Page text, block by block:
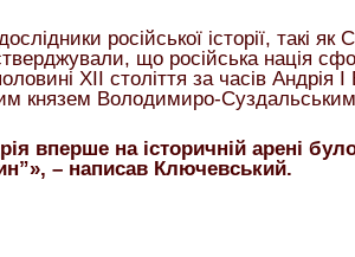
російської історії, такі як
що російська нація
XII століття за часів Андрія
князем Володимиро-
вперше на історичній арені
– написав Ключевський.